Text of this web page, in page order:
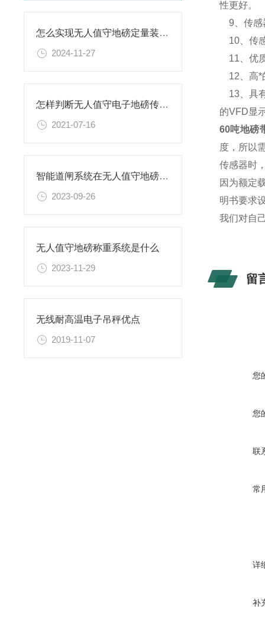
怎么实现无人值守地磅定量装车系统
2024-11-27
怎样判断无人值守电子地磅传感器电源正负极及信号线
2021-07-16
智能道闸系统在无人值守地磅中的作用
2023-09-26
无人值守地磅称重系统是什么
2023-11-29
无线耐高温电子吊秤优点
2019-11-07
性更好。
9、传感
10、传
11、优
12、高*
13、具
的VFD显
60吨地磅
度，所以
传感器时
因为额定
明书要求
我们对自
留
您
您
联
常
详
补